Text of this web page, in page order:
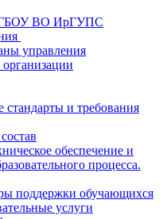
ВО ИрГУПС
управления
организации
стандарты и требования
обеспечение и
процесса.
поддержки обучающихся
услуги